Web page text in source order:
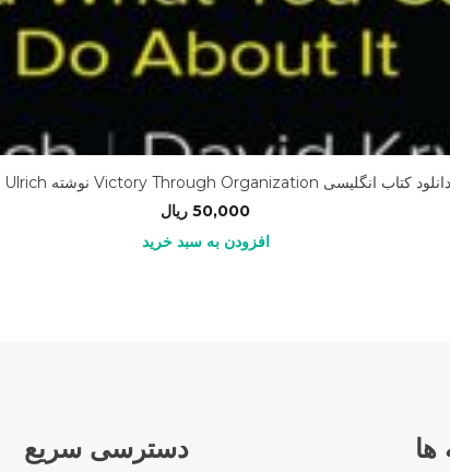
دانلود کتاب انگلیسی Victory Through Organization نوشته Dave Ulrich
50,000 ریال
افزودن به سبد خرید
ها دسترسی سریع